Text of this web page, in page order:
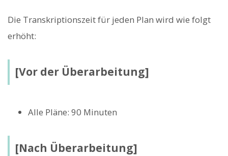
Die Transkriptionszeit für jeden Plan wird wie folgt
erhöht:
[Vor der Überarbeitung]
Alle Pläne: 90 Minuten
[Nach Überarbeitung]